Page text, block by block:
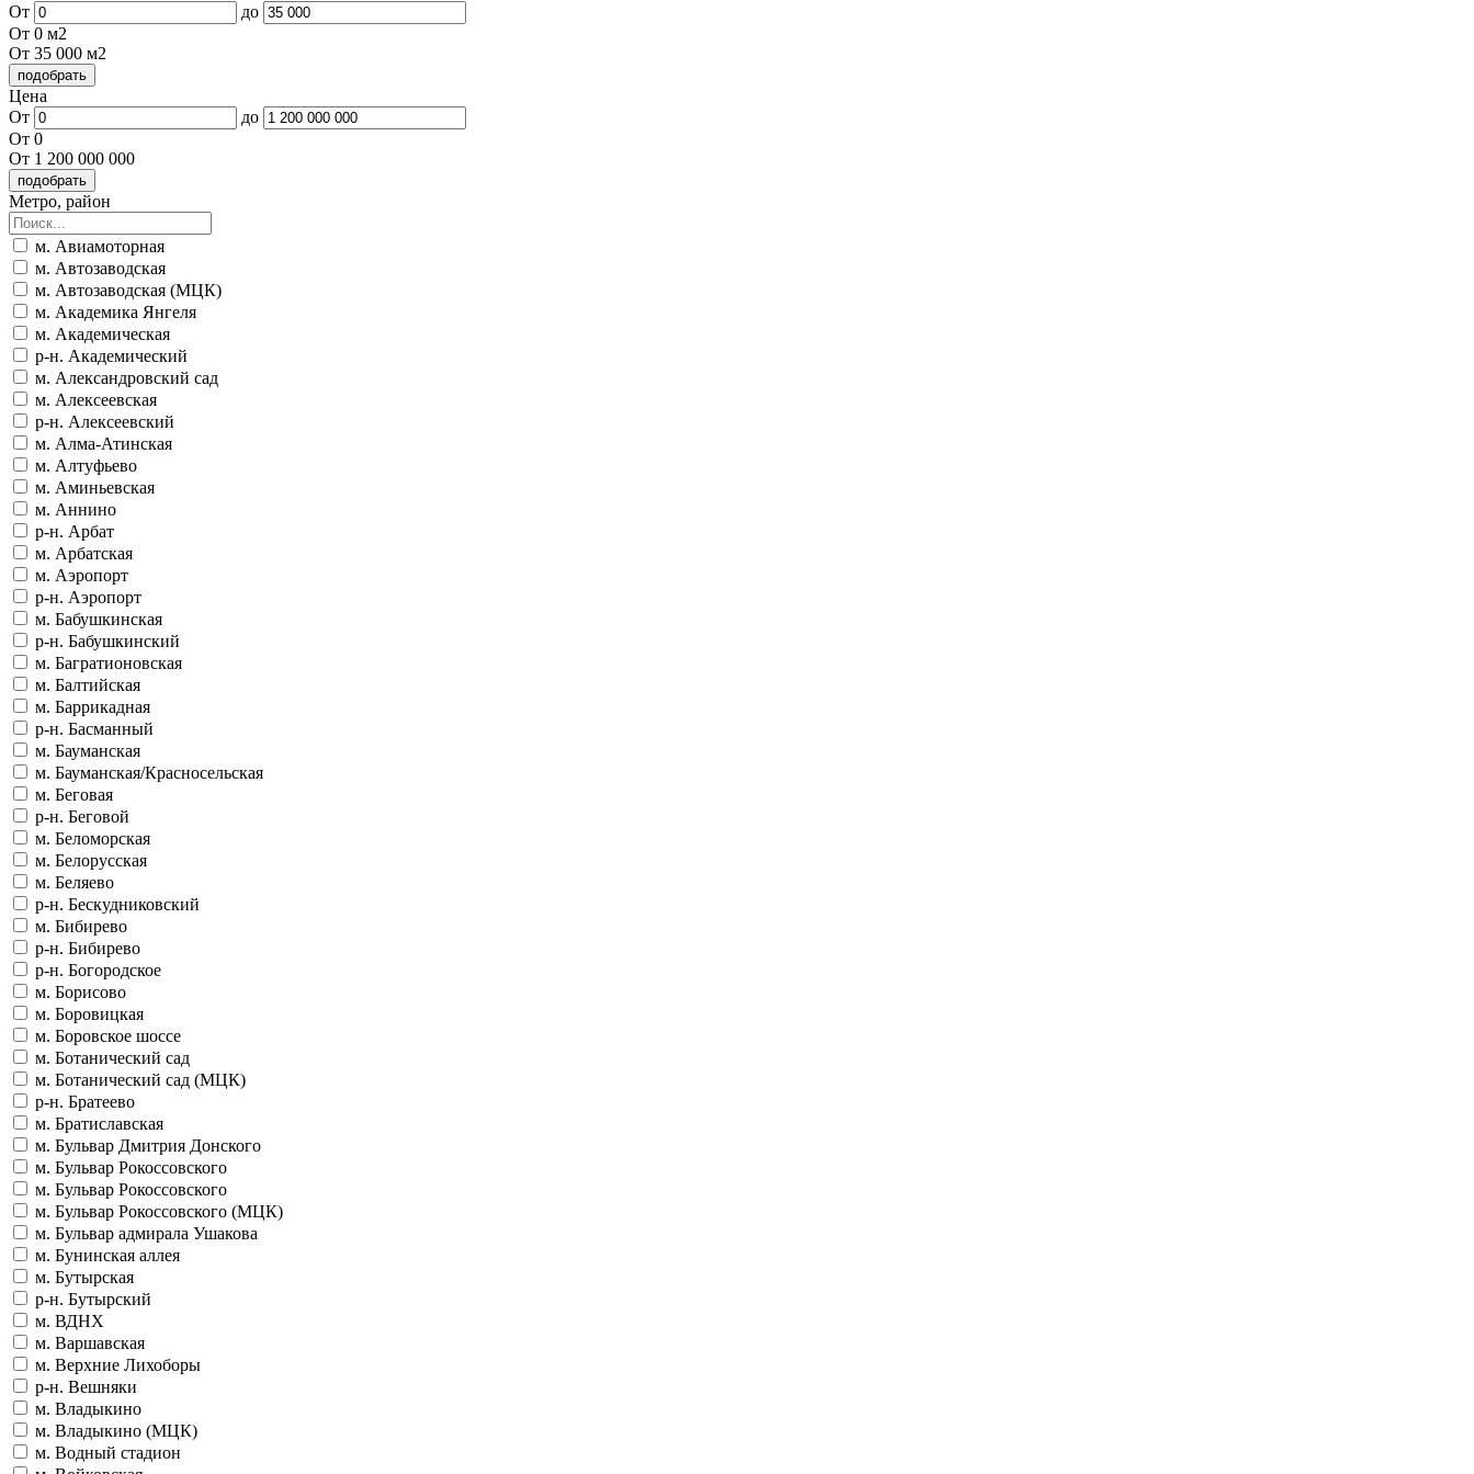
От
до
От 0 м2
От 35 000 м2
Цена
От
до
От 0
От 1 200 000 000
Метро, район
м. Авиамоторная
м. Автозаводская
м. Автозаводская (МЦК)
м. Академика Янгеля
м. Академическая
р-н. Академический
м. Александровский сад
м. Алексеевская
р-н. Алексеевский
м. Алма-Атинская
м. Алтуфьево
м. Аминьевская
м. Аннино
р-н. Арбат
м. Арбатская
м. Аэропорт
р-н. Аэропорт
м. Бабушкинская
р-н. Бабушкинский
м. Багратионовская
м. Балтийская
м. Баррикадная
р-н. Басманный
м. Бауманская
м. Бауманская/Красносельская
м. Беговая
р-н. Беговой
м. Беломорская
м. Белорусская
м. Беляево
р-н. Бескудниковский
м. Бибирево
р-н. Бибирево
р-н. Богородское
м. Борисово
м. Боровицкая
м. Боровское шоссе
м. Ботанический сад
м. Ботанический сад (МЦК)
р-н. Братеево
м. Братиславская
м. Бульвар Дмитрия Донского
м. Бульвар Рокоссовского
м. Бульвар Рокоссовского
м. Бульвар Рокоссовского (МЦК)
м. Бульвар адмирала Ушакова
м. Бунинская аллея
м. Бутырская
р-н. Бутырский
м. ВДНХ
м. Варшавская
м. Верхние Лихоборы
р-н. Вешняки
м. Владыкино
м. Владыкино (МЦК)
м. Водный стадион